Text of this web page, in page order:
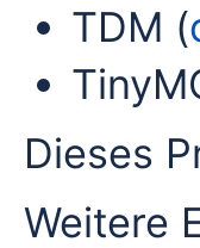
TDM (
Dieses
Weitere